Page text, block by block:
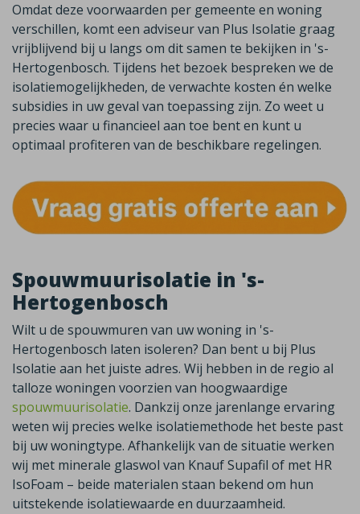
Omdat deze voorwaarden per gemeente en woning
verschillen, komt een adviseur van Plus Isolatie graag
vrijblijvend bij u langs om dit samen te bekijken in 's-
Hertogenbosch. Tijdens het bezoek bespreken we de
isolatiemogelijkheden, de verwachte kosten én welke
subsidies in uw geval van toepassing zijn. Zo weet u
precies waar u financieel aan toe bent en kunt u
optimaal profiteren van de beschikbare regelingen.
Spouwmuurisolatie in 's-
Hertogenbosch
Wilt u de spouwmuren van uw woning in 's-
Hertogenbosch laten isoleren? Dan bent u bij Plus
Isolatie aan het juiste adres. Wij hebben in de regio al
talloze woningen voorzien van hoogwaardige
spouwmuurisolatie. Dankzij onze jarenlange ervaring
weten wij precies welke isolatiemethode het beste past
bij uw woningtype. Afhankelijk van de situatie werken
wij met minerale glaswol van KnaufSupafil of met HR
IsoFoam – beide materialen staan bekend om hun
uitstekende isolatiewaarde en duurzaamheid.